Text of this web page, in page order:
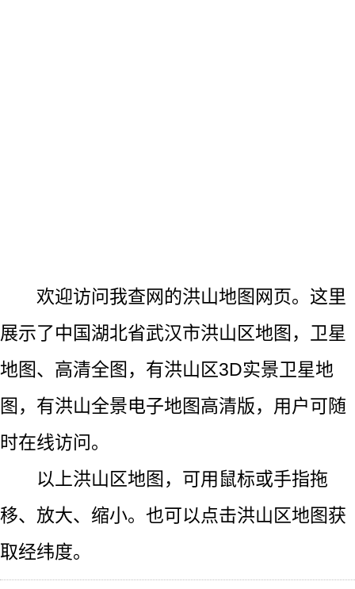
欢迎访问我查网的洪山地图网页。这里
展示了中国湖北省武汉市洪山区地图，卫星
地图、高清全图，有洪山区3D实景卫星地
图，有洪山全景电子地图高清版，用户可随
时在线访问。
以上洪山区地图，可用鼠标或手指拖
移、放大、缩小。也可以点击洪山区地图获
取经纬度。